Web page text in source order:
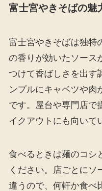
富士宮やきそばの魅
富士宮やきそばは独特
の香りが効いたソース
つけて香ばしさを出す
ンプルにキャベツや肉
です。屋台や専門店で
イクアウトにも向いて
食べるときは麺のコシ
ください。店ごとにソ
違うので、何軒か食べ